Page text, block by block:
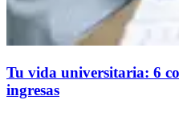
Tu vida universitaria: 6
ingresas